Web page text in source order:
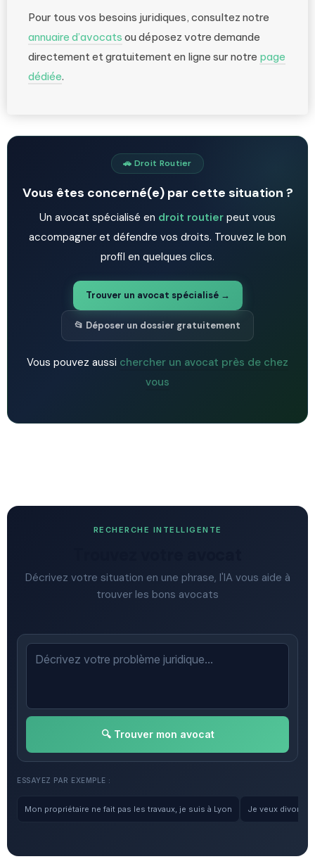
Pour tous vos besoins juridiques, consultez notre
annuaire d’avocats ou déposez votre demande
directement et gratuitement en ligne sur notre page
dédiée.
🚗 Droit Routier
Vous êtes concerné(e) par cette situation ?
Un avocat spécialisé en droit routier peut vous
accompagner et défendre vos droits. Trouvez le bon
profil en quelques clics.
Trouver un avocat spécialisé →
📂 Déposer un dossier gratuitement
Vous pouvez aussi chercher un avocat près de chez
vous
RECHERCHE INTELLIGENTE
Décrivez votre situation en une phrase, l'IA vous aide à
trouver les bons avocats
🔍 Trouver mon avocat
ESSAYEZ PAR EXEMPLE :
Mon propriétaire ne fait pas les travaux, je suis à Lyon Je veux